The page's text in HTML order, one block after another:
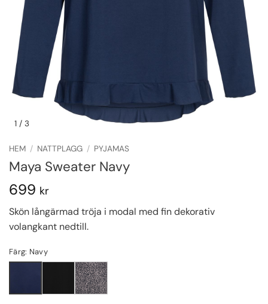
1 / 3
HEM / NATTPLAGG / PYJAMAS
Maya Sweater Navy
699 kr
Skön långärmad tröja i modal med fin dekorativ
volangkant nedtill.
Färg: Navy